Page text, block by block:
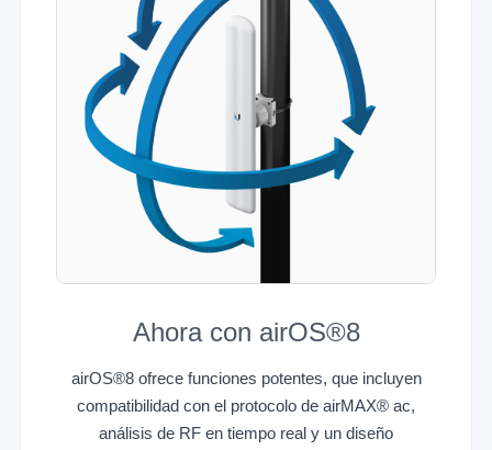
Ahora con airOS®8
airOS®8 ofrece funciones potentes, que incluyen
compatibilidad con el protocolo de airMAX® ac,
análisis de RF en tiempo real y un diseño